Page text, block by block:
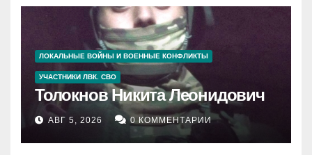
ЛОКАЛЬНЫЕ ВОЙНЫ И ВОЕННЫЕ КОНФЛИКТЫ
УЧАСТНИКИ ЛВК. СВО
Толокнов Никита Леонидович
АВГ 5, 2026 0 КОММЕНТАРИИ